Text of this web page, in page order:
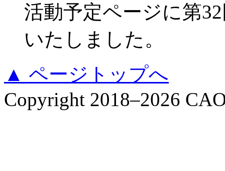
活動予定ページに第
いたしました。
▲ ページトップへ
Copyright 2018–2026